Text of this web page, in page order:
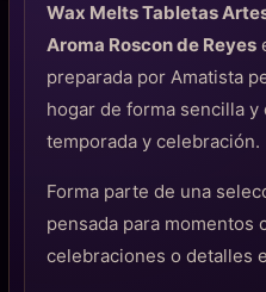
Wax Melts Tabletas
Aroma Roscon de Reyes
preparada por Amatista
hogar de forma sencilla
temporada y celebración.
Forma parte de una
pensada para momentos
celebraciones o detalles